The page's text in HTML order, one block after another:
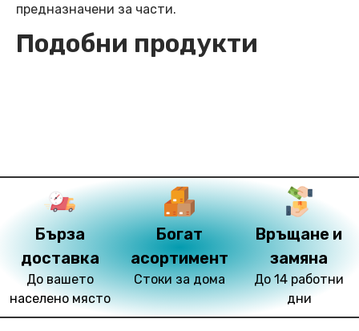
предназначени за части.
Подобни продукти
Бърза
доставка
До вашето
населено място
Богат
асортимент
Стоки за дома
Връщане и
замяна
До 14 работни
дни